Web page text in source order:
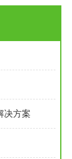
决方案